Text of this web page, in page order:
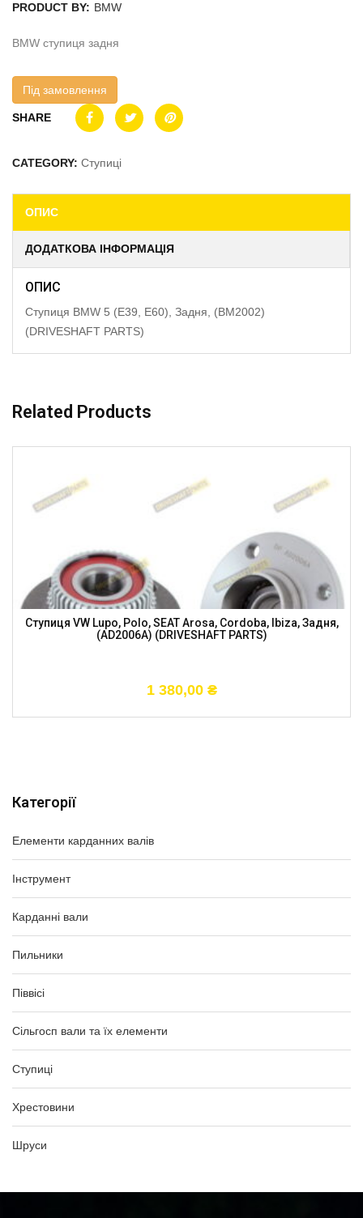
Категорії
Елементи карданних валів
Інструмент
Карданні вали
Пильники
Піввісі
Сільгосп вали та їх елементи
Ступиці
Хрестовини
Шруси
PRODUCT BY: BMW
BMW ступиця задня
Під замовлення
SHARE
CATEGORY: Ступиці
ОПИС
ДОДАТКОВА ІНФОРМАЦІЯ
ОПИС
Ступиця BMW 5 (E39, E60), Задня, (BM2002)
(DRIVESHAFT PARTS)
Related Products
Ступиця VW Lupo, Polo, SEAT Arosa, Cordoba, Ibiza, Задня,
(AD2006A) (DRIVESHAFT PARTS)
1 380,00 ₴